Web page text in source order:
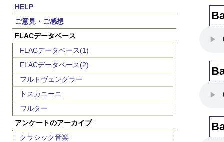
HELP
ご意見・ご感想
FLACデータベース
FLACデータベース(1)
FLACデータベース(2)
フルトヴェングラー
トスカニーニ
ワルター
アンケートのアーカイブ
クラシック音楽